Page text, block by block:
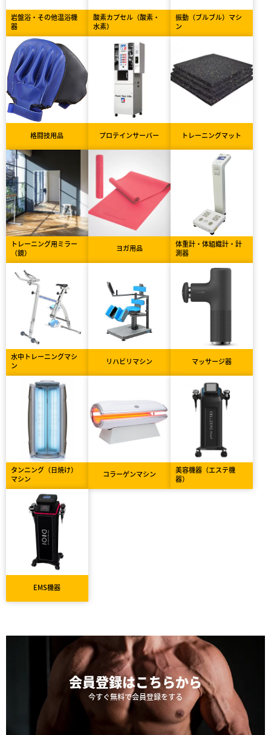
岩盤浴・その他温浴機
器
酸素カプセル（酸素・
水素）
振動（ブルブル）マシ
ン
格闘技用品 プロテインサーバー トレーニングマット
トレーニング用ミラー
（鏡）
ヨガ用品
体重計・体組織計・計
測器
水中トレーニングマシ
ン
リハビリマシン マッサージ器
タンニング（日焼け）
マシン
コラーゲンマシン
美容機器（エステ機
器）
EMS機器
会員登録はこちらから
今すぐ無料で会員登録をする